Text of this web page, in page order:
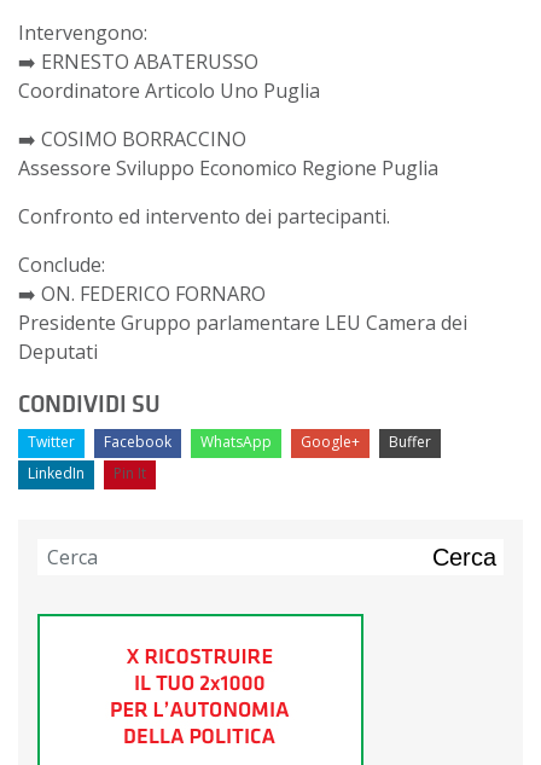
Intervengono:
➡️ ERNESTO ABATERUSSO
Coordinatore Articolo Uno Puglia
➡️ COSIMO BORRACCINO
Assessore Sviluppo Economico Regione Puglia
Confronto ed intervento dei partecipanti.
Conclude:
➡️ ON. FEDERICO FORNARO
Presidente Gruppo parlamentare LEU Camera dei
Deputati
CONDIVIDI SU
Twitter Facebook WhatsApp Google+
Buffer
LinkedIn
Pin It
Cerca